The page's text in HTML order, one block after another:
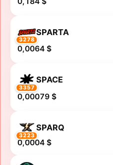
3278
SPARTA
0,0064 $
3357
SPACE
0,00079 $
3223
SPARQ
0,0004 $